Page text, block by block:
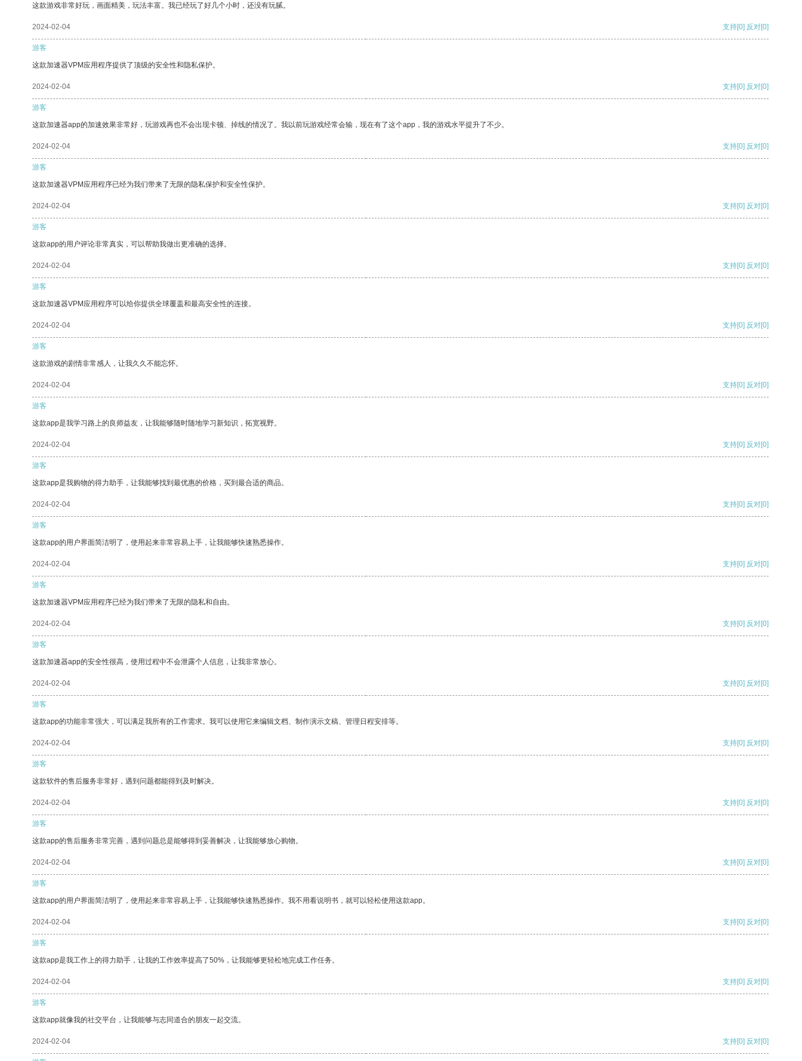
这款游戏非常好玩，画面精美，玩法丰富。我已经玩了好几个小时，还没有玩腻。
2024-02-04 支持[0] 反对[0]
游客
这款加速器VPM应用程序提供了顶级的安全性和隐私保护。
2024-02-04 支持[0] 反对[0]
游客
这款加速器app的加速效果非常好，玩游戏再也不会出现卡顿、掉线的情况了。我以前玩游戏经常会输，现在有了这个app，我的游戏水平提升了不少。
2024-02-04 支持[0] 反对[0]
游客
这款加速器VPM应用程序已经为我们带来了无限的隐私保护和安全性保护。
2024-02-04 支持[0] 反对[0]
游客
这款app的用户评论非常真实，可以帮助我做出更准确的选择。
2024-02-04 支持[0] 反对[0]
游客
这款加速器VPM应用程序可以给你提供全球覆盖和最高安全性的连接。
2024-02-04 支持[0] 反对[0]
游客
这款游戏的剧情非常感人，让我久久不能忘怀。
2024-02-04 支持[0] 反对[0]
游客
这款app是我学习路上的良师益友，让我能够随时随地学习新知识，拓宽视野。
2024-02-04 支持[0] 反对[0]
游客
这款app是我购物的得力助手，让我能够找到最优惠的价格，买到最合适的商品。
2024-02-04 支持[0] 反对[0]
游客
这款app的用户界面简洁明了，使用起来非常容易上手，让我能够快速熟悉操作。
2024-02-04 支持[0] 反对[0]
游客
这款加速器VPM应用程序已经为我们带来了无限的隐私和自由。
2024-02-04 支持[0] 反对[0]
游客
这款加速器app的安全性很高，使用过程中不会泄露个人信息，让我非常放心。
2024-02-04 支持[0] 反对[0]
游客
这款app的功能非常强大，可以满足我所有的工作需求。我可以使用它来编辑文档、制作演示文稿、管理日程安排等。
2024-02-04 支持[0] 反对[0]
游客
这款软件的售后服务非常好，遇到问题都能得到及时解决。
2024-02-04 支持[0] 反对[0]
游客
这款app的售后服务非常完善，遇到问题总是能够得到妥善解决，让我能够放心购物。
2024-02-04 支持[0] 反对[0]
游客
这款app的用户界面简洁明了，使用起来非常容易上手，让我能够快速熟悉操作。我不用看说明书，就可以轻松使用这款app。
2024-02-04 支持[0] 反对[0]
游客
这款app是我工作上的得力助手，让我的工作效率提高了50%，让我能够更轻松地完成工作任务。
2024-02-04 支持[0] 反对[0]
游客
这款app就像我的社交平台，让我能够与志同道合的朋友一起交流。
2024-02-04 支持[0] 反对[0]